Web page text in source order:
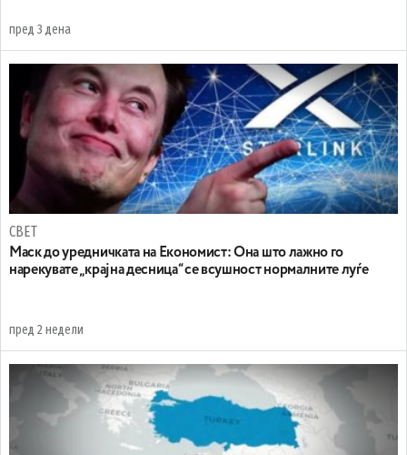
пред 3 дена
СВЕТ
Маск до уредничката на Економист: Она што лажно го
нарекувате „крајна десница“ се всушност нормалните луѓе
пред 2 недели